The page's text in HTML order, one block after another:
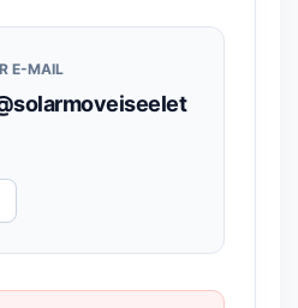
E-MAIL